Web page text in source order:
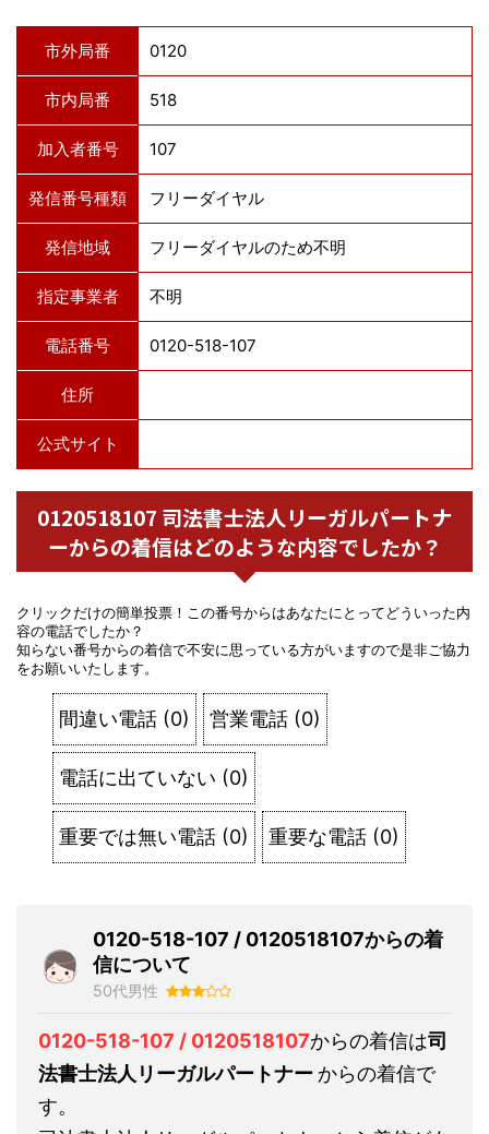
市外局番 0120
市内局番 518
加入者番号 107
発信番号種類 フリーダイヤル
発信地域 フリーダイヤルのため不明
指定事業者 不明
電話番号 0120-518-107
住所
公式サイト
0120518107 司法書士法人リーガルパートナ
ーからの着信はどのような内容でしたか？
クリックだけの簡単投票！この番号からはあなたにとってどういった内
容の電話でしたか？
知らない番号からの着信で不安に思っている方がいますので是非ご協力
をお願いいたします。
間違い電話 (0) 営業電話 (0)
電話に出ていない (0)
重要では無い電話 (0) 重要な電話 (0)
0120-518-107 / 0120518107からの着
信について
50代男性
0120-518-107 / 0120518107からの着信は司
法書士法人リーガルパートナーからの着信で
す。